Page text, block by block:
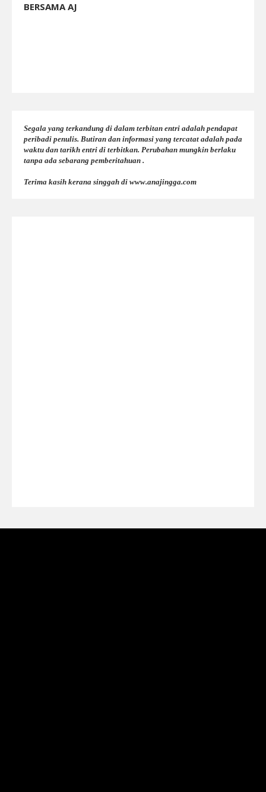
BERSAMA AJ
Segala yang terkandung di dalam terbitan entri adalah pendapat
peribadi penulis. Butiran dan informasi yang tercatat adalah pada
waktu dan tarikh entri di terbitkan. Perubahan mungkin berlaku
tanpa ada sebarang pemberitahuan .
Terima kasih kerana singgah di www.anajingga.com